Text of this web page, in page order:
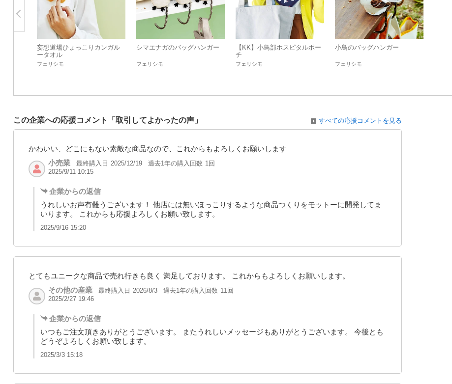
妄想道場ひょっこりカンガル
ータオル
フェリシモ
シマエナガのバッグハンガー
フェリシモ
【KK】小鳥部ホスピタルポー
チ
フェリシモ
小鳥のバッグハンガー
フェリシモ
この企業への応援コメント「取引してよかったの声」 すべての応援コメントを見る
かわいい、どこにもない素敵な商品なので、これからもよろしくお願いします
小売業
最終購入日 2025/12/19 過去1年の購入回数 1回
2025/9/11 10:15
企業からの返信
うれしいお声有難うございます！ 他店には無いほっこりするような商品つくりをモットーに開発してま
いります。 これからも応援よろしくお願い致します。
2025/9/16 15:20
とてもユニークな商品で売れ行きも良く 満足しております。 これからもよろしくお願いします。
その他の産業
最終購入日 2026/8/3 過去1年の購入回数 11回
2025/2/27 19:46
企業からの返信
いつもご注文頂きありがとうございます。 またうれしいメッセージもありがとうございます。 今後とも
どうぞよろしくお願い致します。
2025/3/3 15:18